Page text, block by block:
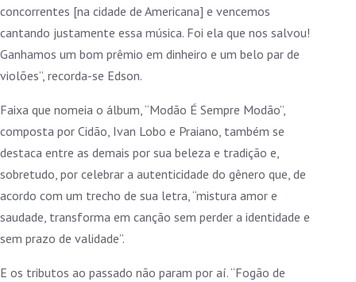
concorrentes [na cidade de Americana] e vencemos
cantando justamente essa música. Foi ela que nos salvou!
Ganhamos um bom prêmio em dinheiro e um belo par de
violões”, recorda-se Edson.
Faixa que nomeia o álbum, “Modão É Sempre Modão”,
composta por Cidão, Ivan Lobo e Praiano, também se
destaca entre as demais por sua beleza e tradição e,
sobretudo, por celebrar a autenticidade do gênero que, de
acordo com um trecho de sua letra, “mistura amor e
saudade, transforma em canção sem perder a identidade e
sem prazo de validade”.
E os tributos ao passado não param por aí. “Fogão de